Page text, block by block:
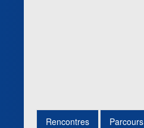
Rencontres Parcours